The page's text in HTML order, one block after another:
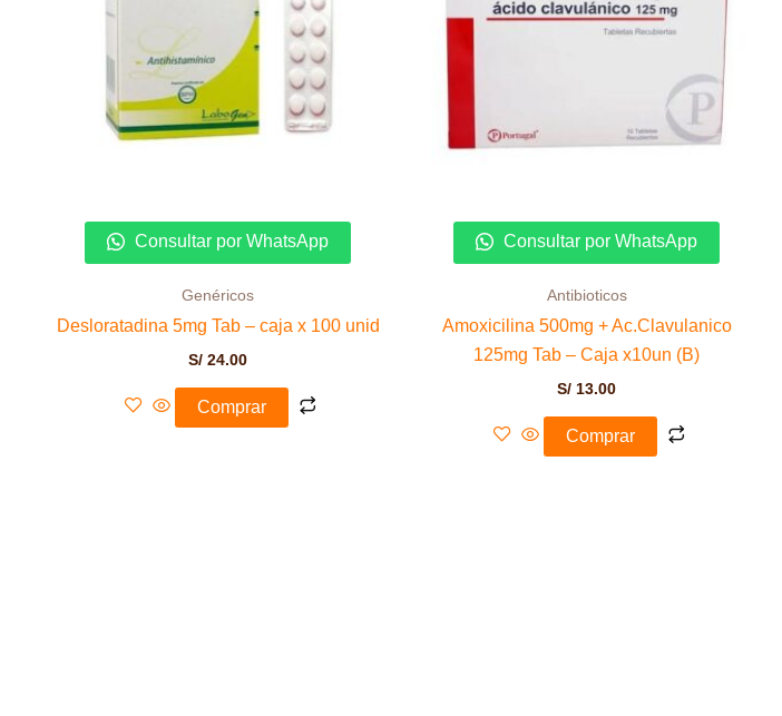
Consultar por WhatsApp
Genéricos
Desloratadina 5mg Tab – caja x 100 unid
S/ 24.00
Comprar
Consultar por WhatsApp
Antibioticos
Amoxicilina 500mg + Ac.Clavulanico
125mg Tab – Caja x10un (B)
S/ 13.00
Comprar